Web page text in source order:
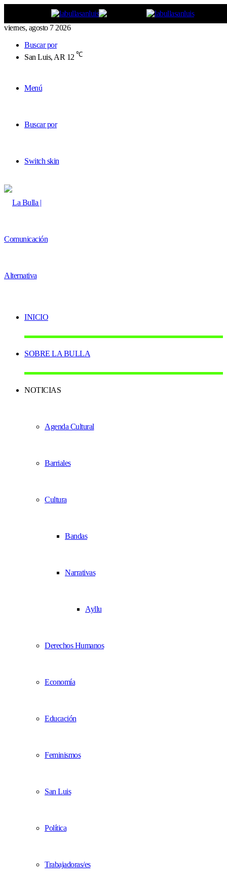
viernes, agosto 7 2026
Buscar por
San Luis, AR 12 ℃
Menú
Buscar por
Switch skin
INICIO
SOBRE LA BULLA
NOTICIAS
Agenda Cultural
Barriales
Cultura
Bandas
Narrativas
Ayllu
Derechos Humanos
Economía
Educación
Feminismos
San Luis
Política
Trabajadoras/es